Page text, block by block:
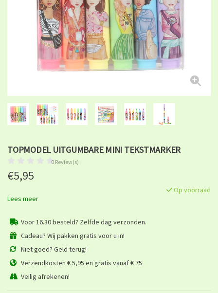
TOPMODEL UITGUMBARE MINI TEKSTMARKER
0 Review(s)
€5,95
Op voorraad
Lees meer
Voor 16.30 besteld? Zelfde dag verzonden.
Cadeau? Wij pakken gratis voor u in!
Niet goed? Geld terug!
Verzendkosten € 5,95 en gratis vanaf € 75
Veilig afrekenen!